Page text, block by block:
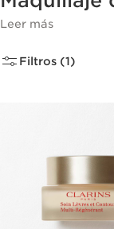
Leer más
Filtros (1)